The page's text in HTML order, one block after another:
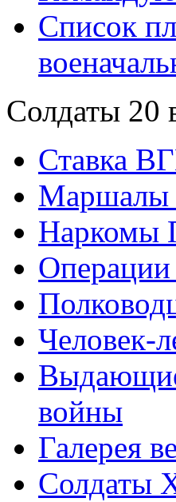
Список
Солдаты 20
Ставка
Маршалы
Наркомы
Человек-
войны
Галерея
Солдаты